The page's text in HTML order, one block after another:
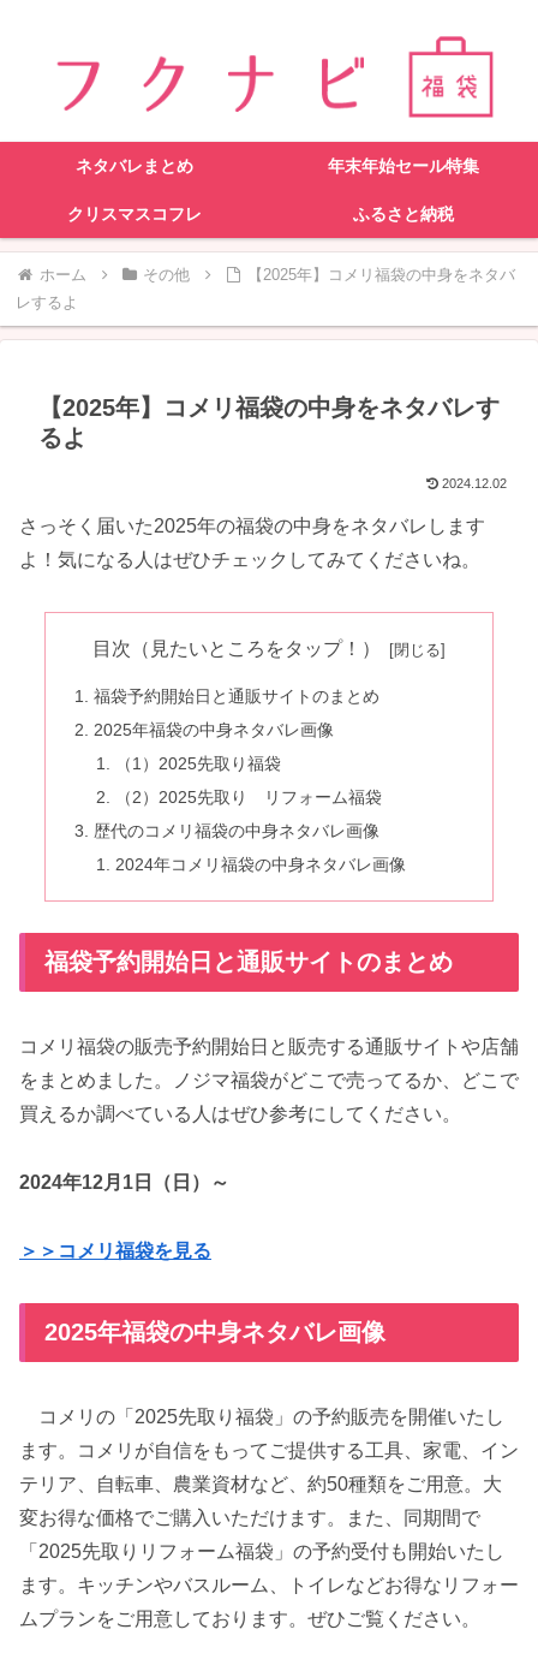
ネタバレまとめ 年末年始セール特集
クリスマスコフレ ふるさと納税
ホーム その他
【2025年】コメリ福袋の中身をネタバ
レするよ
【2025年】コメリ福袋の中身をネタバレす
るよ
2024.12.02
さっそく届いた2025年の福袋の中身をネタバレします
よ！気になる人はぜひチェックしてみてくださいね。
目次（見たいところをタップ！）
福袋予約開始日と通販サイトのまとめ
2025年福袋の中身ネタバレ画像
（1）2025先取り福袋
（2）2025先取り リフォーム福袋
歴代のコメリ福袋の中身ネタバレ画像
2024年コメリ福袋の中身ネタバレ画像
福袋予約開始日と通販サイトのまとめ
コメリ福袋の販売予約開始日と販売する通販サイトや店舗
をまとめました。ノジマ福袋がどこで売ってるか、どこで
買えるか調べている人はぜひ参考にしてください。
2024年12月1日（日）～
＞＞コメリ福袋を見る
2025年福袋の中身ネタバレ画像
コメリの「2025先取り福袋」の予約販売を開催いたし
ます。コメリが自信をもってご提供する工具、家電、イン
テリア、自転車、農業資材など、約50種類をご用意。大
変お得な価格でご購入いただけます。また、同期間で
「2025先取りリフォーム福袋」の予約受付も開始いたし
ます。キッチンやバスルーム、トイレなどお得なリフォー
ムプランをご用意しております。ぜひご覧ください。